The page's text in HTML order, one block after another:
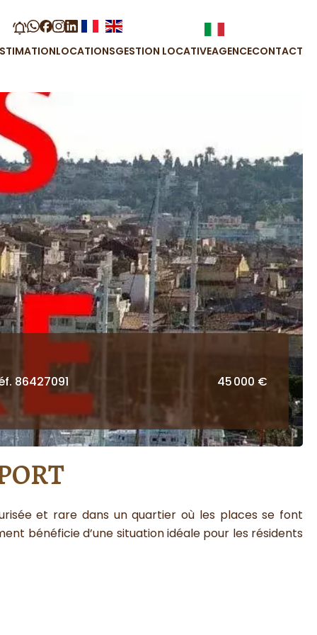
LOCATIONSGESTION LOCATIVEAGENCECONTACT
86427091 45 000 €
et rare dans un quartier où les places se font
bénéficie d’une situation idéale pour les résidents